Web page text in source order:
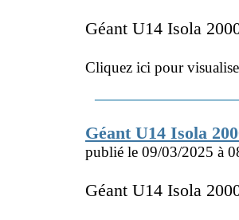
Géant U14 Isola
Cliquez ici pour
Géant U14 Isola
publié le 09/03/2025 à
Géant U14 Isola